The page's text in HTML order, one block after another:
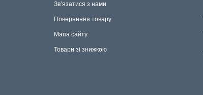
Зв’язатися з нами
Повернення товару
Мапа сайту
Товари зі знижкою